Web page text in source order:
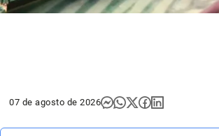
07 de agosto de 2026